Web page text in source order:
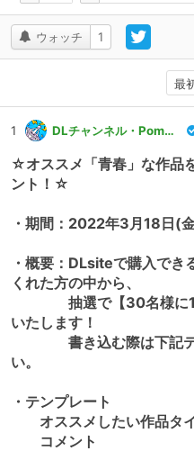
ウォッチ 1
最
1 DLチャンネル・Pommu運営
☆オススメ「青春」な作品
ント！☆
・期間：2022年3月18日(
・概要：DLsiteで購入でき
くれた方の中から、
抽選で【30名様に
いたします！
書き込む際は下記テン
い。
・テンプレート
オススメしたい作品タ
コメント